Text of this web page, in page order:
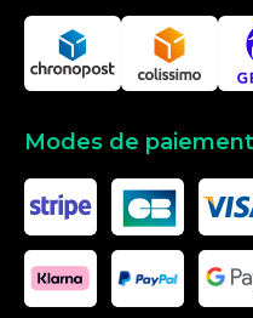
Modes de paiement